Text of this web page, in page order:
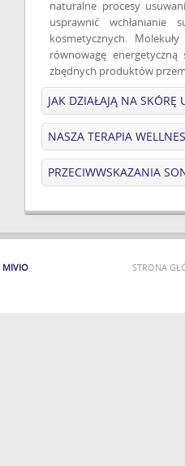
naturalne procesy
usprawnić wchłanianie
kosmetycznych.
równowagę
zbędnych produktów
JAK DZIAŁAJĄ NA SKÓRĘ
NASZA TERAPIA
PRZECIWWSKAZANIA
STRONA
MIVIO